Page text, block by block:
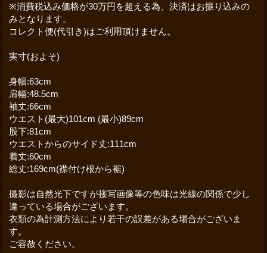
※消費税込み価格が30万円を超える為、決済はお振り込みの
みとなります。
コレクト便(代引き)はご利用頂けません。
実寸(およそ)
身幅:63cm
肩幅:48.5cm
袖丈:66cm
ウエスト(最大)101cm (最小)89cm
股下:81cm
ウエストからのサイド丈:111cm
着丈:60cm
総丈:169cm(襟付け根から裾)
撮影は自然光下ですが接写画像等の色味は光線の関係で少し
違っている場合がございます。
衣類の為計測方法により若干の誤差がある場合がございま
す。
ご容赦ください。